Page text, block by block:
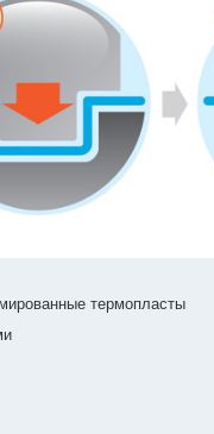
термопласты